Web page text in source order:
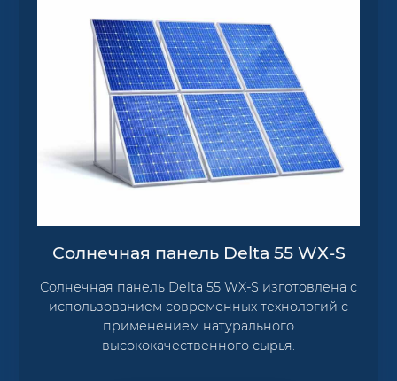
Солнечная панель Delta 55 WX-S
Солнечная панель Delta 55 WX-S изготовлена с
использованием современных технологий с
применением натурального
высококачественного сырья.